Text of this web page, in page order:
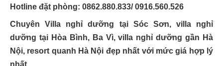
Hotline đặt phòng: 0862.880.833/ 0916.560.526
Chuyên Villa nghỉ dưỡng tại Sóc Sơn, villa nghỉ
dưỡng tại Hòa Bình, Ba Vì, villa nghỉ dưỡng gần Hà
Nội, resort quanh Hà Nội đẹp nhất với mức giá hợp lý
nhất